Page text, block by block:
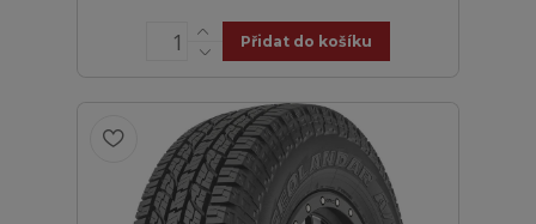
Přidat do košíku